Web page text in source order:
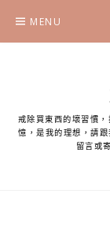
content
MENU
戒除買東西的壞習慣
憶，是我的理想，請
留言或